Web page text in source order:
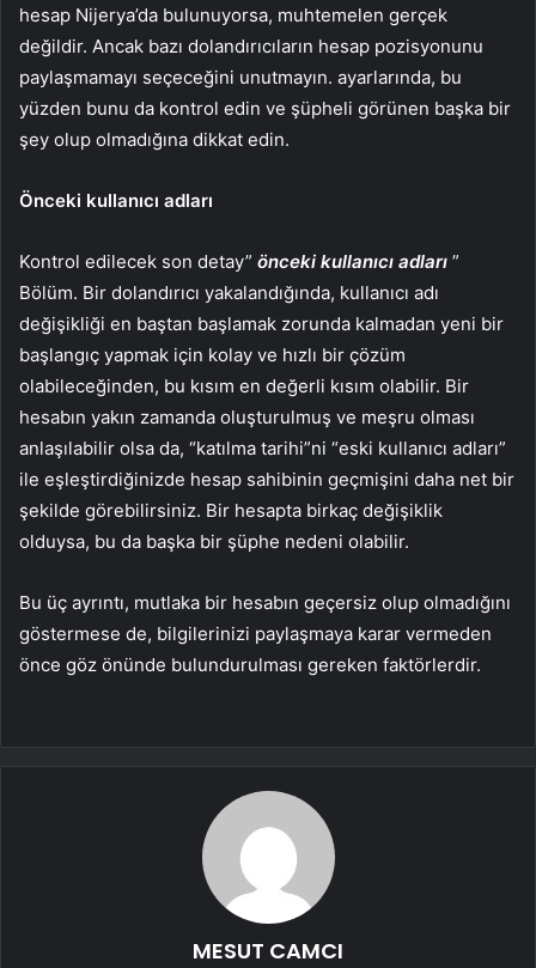
hesap Nijerya’da bulunuyorsa, muhtemelen gerçek
değildir. Ancak bazı dolandırıcıların hesap pozisyonunu
paylaşmamayı seçeceğini unutmayın. ayarlarında, bu
yüzden bunu da kontrol edin ve şüpheli görünen başka bir
şey olup olmadığına dikkat edin.
Önceki kullanıcı adları
Kontrol edilecek son detay” önceki kullanıcı adları ”
Bölüm. Bir dolandırıcı yakalandığında, kullanıcı adı
değişikliği en baştan başlamak zorunda kalmadan yeni bir
başlangıç ​​yapmak için kolay ve hızlı bir çözüm
olabileceğinden, bu kısım en değerli kısım olabilir. Bir
hesabın yakın zamanda oluşturulmuş ve meşru olması
anlaşılabilir olsa da, “katılma tarihi”ni “eski kullanıcı adları”
ile eşleştirdiğinizde hesap sahibinin geçmişini daha net bir
şekilde görebilirsiniz. Bir hesapta birkaç değişiklik
olduysa, bu da başka bir şüphe nedeni olabilir.
Bu üç ayrıntı, mutlaka bir hesabın geçersiz olup olmadığını
göstermese de, bilgilerinizi paylaşmaya karar vermeden
önce göz önünde bulundurulması gereken faktörlerdir.
MESUT CAMCI